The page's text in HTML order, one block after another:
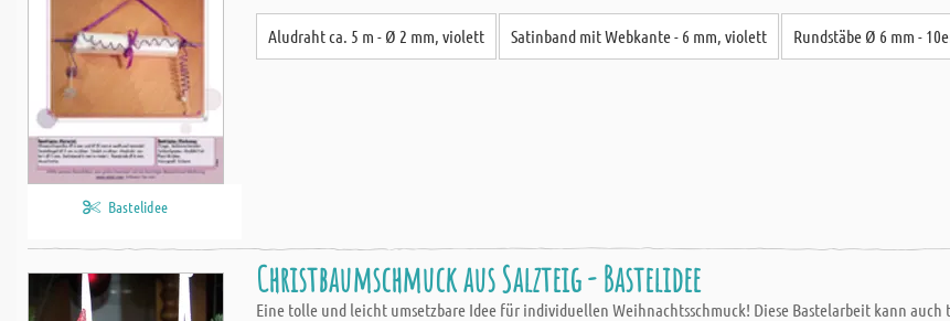
Bastelidee
Aludraht ca. 5 m - Ø 2 mm, violett Satinband mit Webkante - 6 mm, violett Rundstäbe Ø 6 mm -
Christbaumschmuck aus Salzteig - Bastelidee
Eine tolle und leicht umsetzbare Idee für individuellen Weihnachtsschmuck! Diese Bastelarbeit kann